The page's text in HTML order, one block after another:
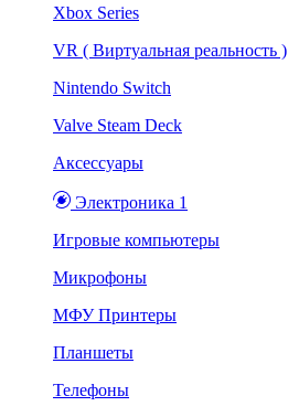
Xbox Series
VR ( Виртуальная реальность )
Nintendo Switch
Valve Steam Deck
Аксессуары
Электроника 1
Игровые компьютеры
Микрофоны
МФУ Принтеры
Планшеты
Телефоны